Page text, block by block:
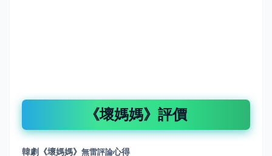
《壞媽媽》評價
韓劇《壞媽媽》 無雷評論心得